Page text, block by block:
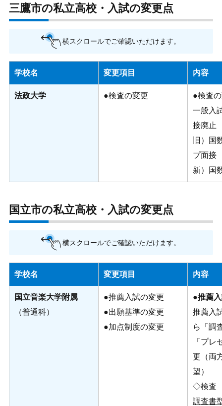
三鷹市の私立高校・入試の変更点
横スクロールでご確認いただけます。
学校名 変更項目 内容
法政大学 ●検査の変更
●検査
一般入
接廃止
旧）国
プ面接
新）国
国立市の私立高校・入試の変更点
横スクロールでご確認いただけます。
学校名 変更項目 内容
国立音楽大学附属
（普通科）
●推薦入試の変更
●出願基準の変更
●加点制度の変更
●推薦
推薦入
ら「調
「プレ
更（両
望）
◇検査
調査書